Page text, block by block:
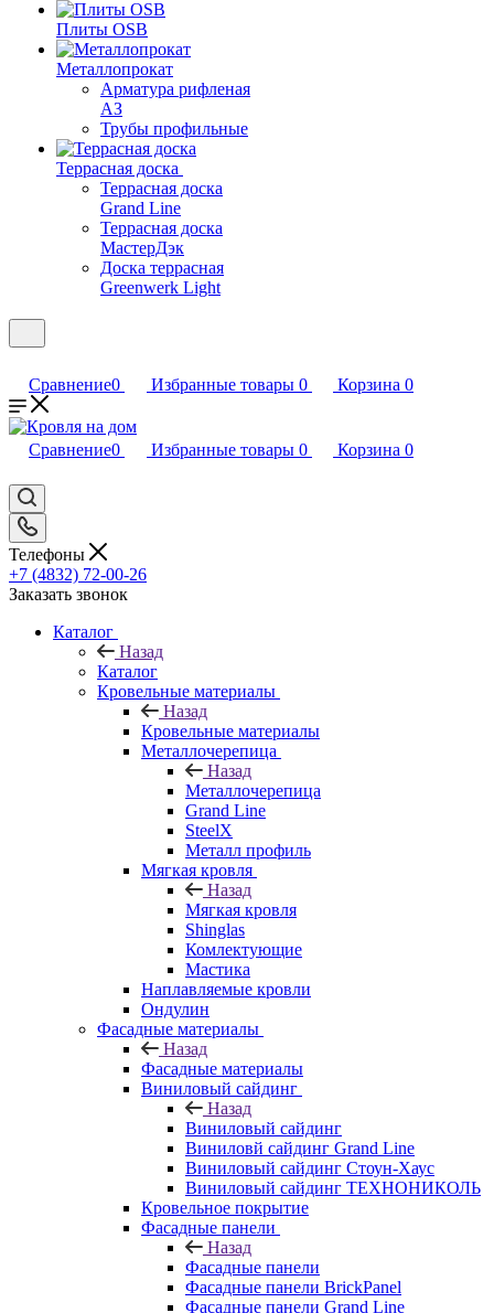
Плиты OSB
Металлопрокат
Арматура рифленая
АЗ
Трубы профильные
Террасная доска
Террасная доска
Grand Line
Террасная доска
МастерДэк
Доска террасная
Greenwerk Light
Сравнение0 Избранные товары 0 Корзина 0
Сравнение0 Избранные товары 0 Корзина 0
Телефоны
+7 (4832) 72-00-26
Заказать звонок
Каталог
Назад
Каталог
Кровельные материалы
Назад
Кровельные материалы
Металлочерепица
Назад
Металлочерепица
Grand Line
SteelX
Металл профиль
Мягкая кровля
Назад
Мягкая кровля
Shinglas
Комлектующие
Мастика
Наплавляемые кровли
Ондулин
Фасадные материалы
Назад
Фасадные материалы
Виниловый сайдинг
Назад
Виниловый сайдинг
Виниловй сайдинг Grand Line
Виниловый сайдинг Стоун-Хаус
Виниловый сайдинг ТЕХНОНИКОЛЬ
Кровельное покрытие
Фасадные панели
Назад
Фасадные панели
Фасадные панели BrickPanel
Фасадные панели Grand Line